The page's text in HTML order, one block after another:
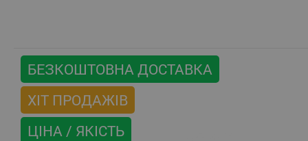
БЕЗКОШТОВНА ДОСТАВКА
ХІТ ПРОДАЖІВ
ЦІНА / ЯКІСТЬ